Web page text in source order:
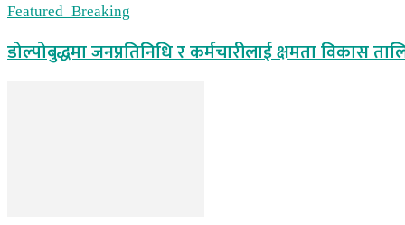
Featured_Breaking
डोल्पोबुद्धमा जनप्रतिनिधि र कर्मचारीलाई क्षमता विकास